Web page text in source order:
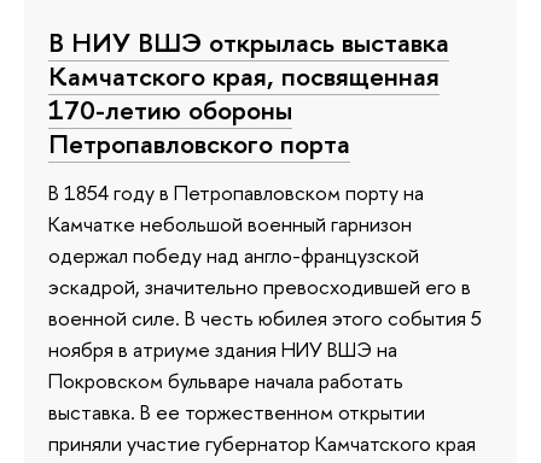
В НИУ ВШЭ открылась выставка
Камчатского края, посвященная
170-летию обороны
Петропавловского порта
В 1854 году в Петропавловском порту на
Камчатке небольшой военный гарнизон
одержал победу над англо-французской
эскадрой, значительно превосходившей его в
военной силе. В честь юбилея этого события 5
ноября в атриуме здания НИУ ВШЭ на
Покровском бульваре начала работать
выставка. В ее торжественном открытии
приняли участие губернатор Камчатского края